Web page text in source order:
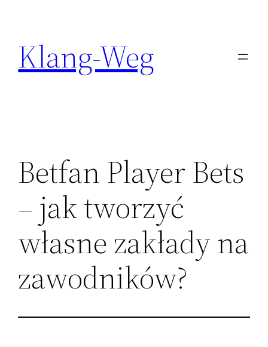
springen
Klang-Weg
Betfan Player Bets
– jak tworzyć
własne zakłady na
zawodników?